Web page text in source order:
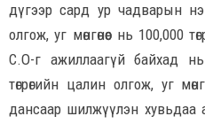
дүгээр сард ур чадварын
олгож, уг мөнгөнөөс нь 100,000
С.О-г ажиллаагүй байхад
төгрөгийн цалин олгож, уг
дансаар шилжүүлэн хувьдаа